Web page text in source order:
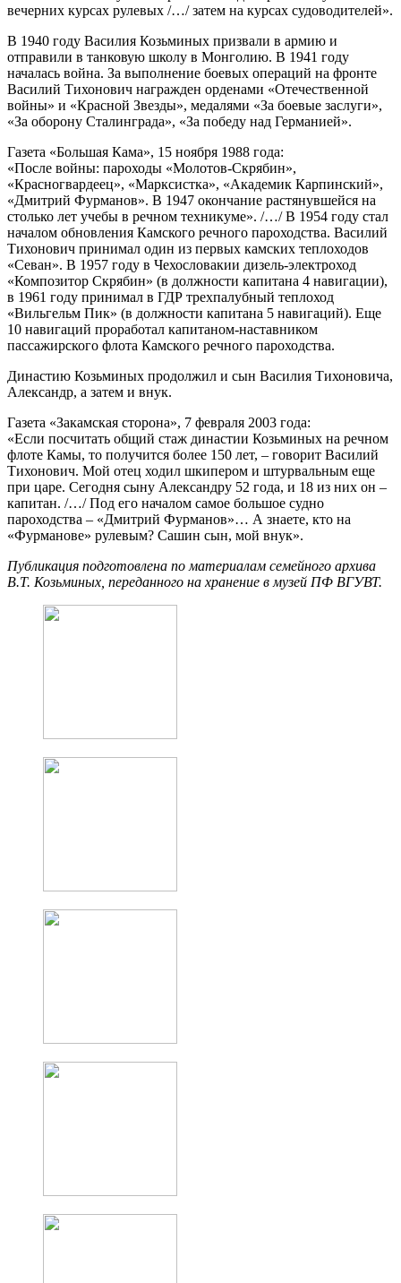
вечерних курсах рулевых /…/ затем на курсах судоводителей».
В 1940 году Василия Козьминых призвали в армию и
отправили в танковую школу в Монголию. В 1941 году
началась война. За выполнение боевых операций на фронте
Василий Тихонович награжден орденами «Отечественной
войны» и «Красной Звезды», медалями «За боевые заслуги»,
«За оборону Сталинграда», «За победу над Германией».
Газета «Большая Кама», 15 ноября 1988 года:
«После войны: пароходы «Молотов-Скрябин»,
«Красногвардеец», «Марксистка», «Академик Карпинский»,
«Дмитрий Фурманов». В 1947 окончание растянувшейся на
столько лет учебы в речном техникуме». /…/ В 1954 году стал
началом обновления Камского речного пароходства. Василий
Тихонович принимал один из первых камских теплоходов
«Севан». В 1957 году в Чехословакии дизель-электроход
«Композитор Скрябин» (в должности капитана 4 навигации),
в 1961 году принимал в ГДР трехпалубный теплоход
«Вильгельм Пик» (в должности капитана 5 навигаций). Еще
10 навигаций проработал капитаном-наставником
пассажирского флота Камского речного пароходства.
Династию Козьминых продолжил и сын Василия Тихоновича,
Александр, а затем и внук.
Газета «Закамская сторона», 7 февраля 2003 года:
«Если посчитать общий стаж династии Козьминых на речном
флоте Камы, то получится более 150 лет, – говорит Василий
Тихонович. Мой отец ходил шкипером и штурвальным еще
при царе. Сегодня сыну Александру 52 года, и 18 из них он –
капитан. /…/ Под его началом самое большое судно
пароходства – «Дмитрий Фурманов»… А знаете, кто на
«Фурманове» рулевым? Сашин сын, мой внук».
Публикация подготовлена по материалам семейного архива
В.Т. Козьминых, переданного на хранение в музей ПФ ВГУВТ.